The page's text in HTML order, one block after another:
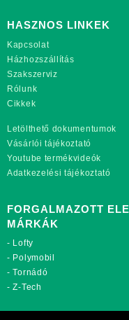
HASZNOS LINKEK
Kapcsolat
Házhozszállítás
Szakszerviz
Rólunk
Cikkek
Letölthető dokumentumok
Vásárlói tájékoztató
Youtube termékvideók
Adatkezelési tájékoztató
FORGALMAZOTT
MÁRKÁK
- Lofty
- Polymobil
-Tornádó
-Z-Tech